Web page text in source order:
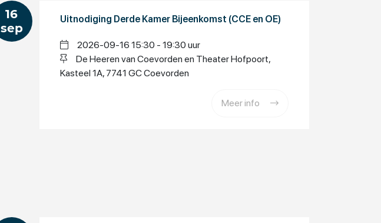
16
sep
Uitnodiging Derde Kamer Bijeenkomst (CCE en OE)
2026-09-16 15:30 - 19:30 uur
De Heeren van Coevorden en Theater Hofpoort,
Kasteel 1A, 7741 GC Coevorden
Meer info